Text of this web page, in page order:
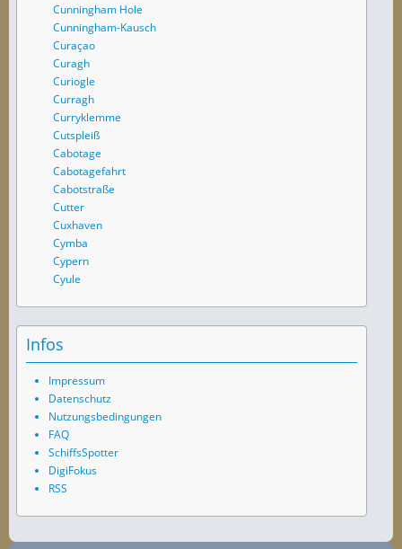
Cunningham Hole
Cunningham-Kausch
Curaçao
Curagh
Curiogle
Curragh
Curryklemme
Cutspleiß
Cabotage
Cabotagefahrt
Cabotstraße
Cutter
Cuxhaven
Cymba
Cypern
Cyule
Infos
Impressum
Datenschutz
Nutzungsbedingungen
FAQ
SchiffsSpotter
DigiFokus
RSS